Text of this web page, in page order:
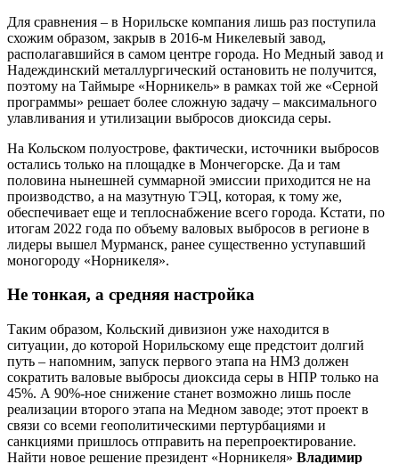
Для сравнения – в Норильске компания лишь раз поступила
схожим образом, закрыв в 2016-м Никелевый завод,
располагавшийся в самом центре города. Но Медный завод и
Надеждинский металлургический остановить не получится,
поэтому на Таймыре «Норникель» в рамках той же «Серной
программы» решает более сложную задачу – максимального
улавливания и утилизации выбросов диоксида серы.
На Кольском полуострове, фактически, источники выбросов
остались только на площадке в Мончегорске. Да и там
половина нынешней суммарной эмиссии приходится не на
производство, а на мазутную ТЭЦ, которая, к тому же,
обеспечивает еще и теплоснабжение всего города. Кстати, по
итогам 2022 года по объему валовых выбросов в регионе в
лидеры вышел Мурманск, ранее существенно уступавший
моногороду «Норникеля».
Не тонкая, а средняя настройка
Таким образом, Кольский дивизион уже находится в
ситуации, до которой Норильскому еще предстоит долгий
путь – напомним, запуск первого этапа на НМЗ должен
сократить валовые выбросы диоксида серы в НПР только на
45%. А 90%-ное снижение станет возможно лишь после
реализации второго этапа на Медном заводе; этот проект в
связи со всеми геополитическими пертурбациями и
санкциями пришлось отправить на перепроектирование.
Найти новое решение президент «Норникеля» Владимир